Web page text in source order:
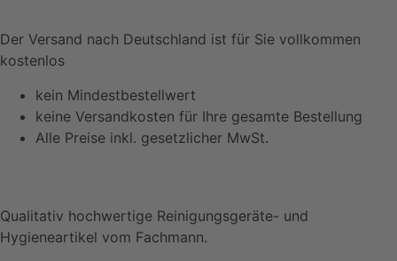
Der Versand nach Deutschland ist für Sie vollkommen
kostenlos
kein Mindestbestellwert
keine Versandkosten für Ihre gesamte Bestellung
Alle Preise inkl. gesetzlicher MwSt.
Qualitativ hochwertige Reinigungsgeräte- und
Hygieneartikel vom Fachmann.